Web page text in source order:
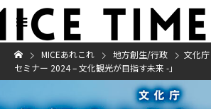
MICEあれこれ 地方創生/行政
文化
セミナー 2024 – 文化観光が目指す未来 -」